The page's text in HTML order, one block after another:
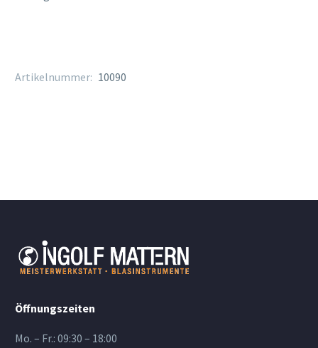
Artikelnummer: 10090
Öffnungszeiten
Mo. – Fr.: 09:30 – 18:00